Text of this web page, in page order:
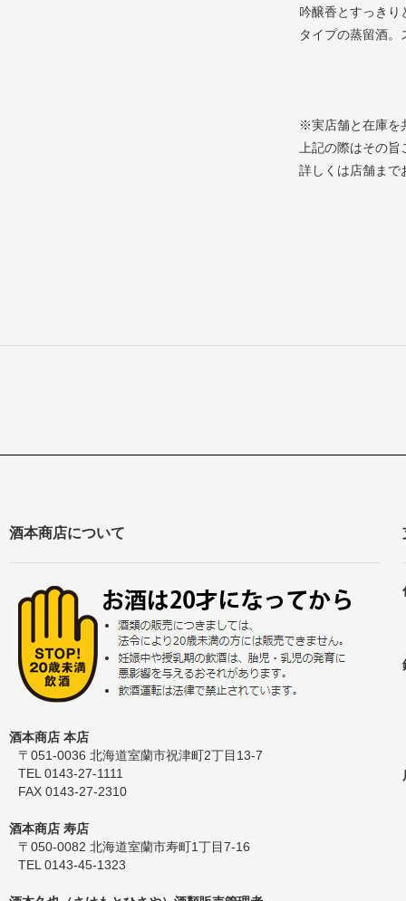
吟醸香とすっきり
タイプの蒸留酒
※実店舗と在庫を
上記の際はその旨
詳しくは店舗まで
酒本商店について
酒本商店 本店
〒051-0036 北海道室蘭市祝津町2丁目13-7
TEL 0143-27-1111
FAX 0143-27-2310
酒本商店 寿店
〒050-0082 北海道室蘭市寿町1丁目7-16
TEL 0143-45-1323